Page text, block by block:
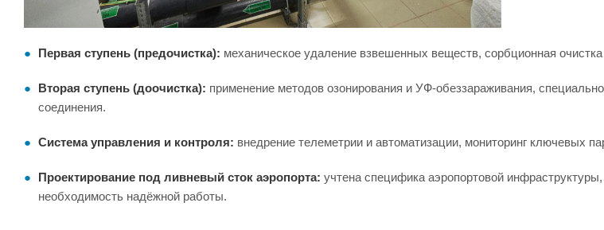
Первая ступень (предочистка): механическое удаление взвешенных веществ, сорбционная
Вторая ступень (доочистка): применение методов озонирования и УФ-обеззараживания,
соединения.
Система управления и контроля: внедрение телеметрии и автоматизации, мониторинг ключевых
Проектирование под ливневый сток аэропорта: учтена специфика аэропортовой
необходимость надёжной работы.